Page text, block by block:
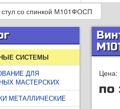
стул со спинкой М101ФОСП
СИСТЕМЫ
ДЛЯ
МАСТЕРСКИХ
МЕТАЛЛИЧЕСКИЕ
Цена:
по